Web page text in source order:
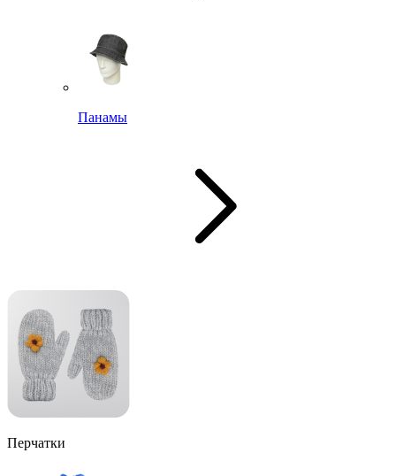
Панамы
Перчатки